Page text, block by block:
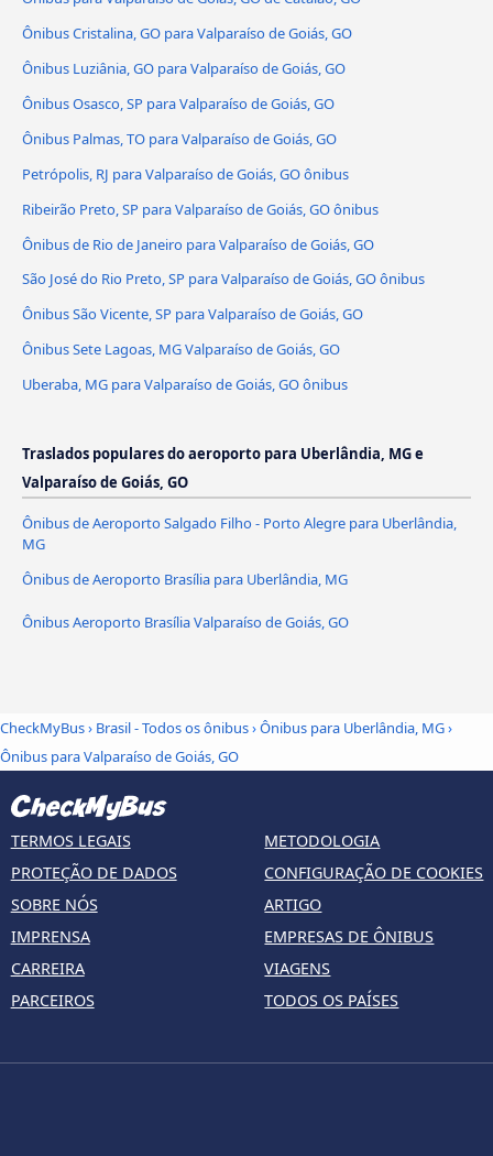
Ônibus Cristalina, GO para Valparaíso de Goiás, GO
Ônibus Luziânia, GO para Valparaíso de Goiás, GO
Ônibus Osasco, SP para Valparaíso de Goiás, GO
Ônibus Palmas, TO para Valparaíso de Goiás, GO
Petrópolis, RJ para Valparaíso de Goiás, GO ônibus
Ribeirão Preto, SP para Valparaíso de Goiás, GO ônibus
Ônibus de Rio de Janeiro para Valparaíso de Goiás, GO
São José do Rio Preto, SP para Valparaíso de Goiás, GO ônibus
Ônibus São Vicente, SP para Valparaíso de Goiás, GO
Ônibus Sete Lagoas, MG Valparaíso de Goiás, GO
Uberaba, MG para Valparaíso de Goiás, GO ônibus
Traslados populares do aeroporto para Uberlândia, MG e
Valparaíso de Goiás, GO
Ônibus de Aeroporto Salgado Filho - Porto Alegre para Uberlândia,
MG
Ônibus de Aeroporto Brasília para Uberlândia, MG
Ônibus Aeroporto Brasília Valparaíso de Goiás, GO
CheckMyBus› Brasil - Todos os ônibus›Ônibus para Uberlândia, MG›
Ônibus para Valparaíso de Goiás, GO
TERMOS LEGAIS
PROTEÇÃO DE DADOS
SOBRE NÓS
IMPRENSA
CARREIRA
PARCEIROS
METODOLOGIA
CONFIGURAÇÃO DE COOKIES
ARTIGO
EMPRESAS DE ÔNIBUS
VIAGENS
TODOS OS PAÍSES